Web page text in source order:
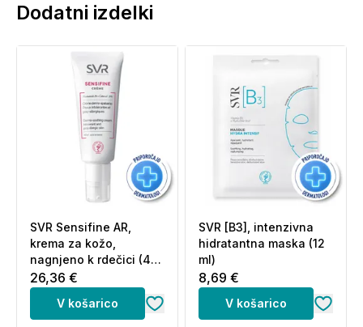
Dodatni izdelki
SVR Sensifine AR,
krema za kožo,
nagnjeno k rdečici (40
ml)
26,36 €
V košarico
SVR [B3], intenzivna
hidratantna maska (12
ml)
8,69 €
V košarico